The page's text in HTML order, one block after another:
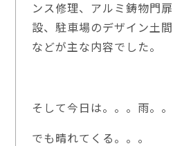
ンス修理、アルミ鋳物門
設、駐車場のデザイン土
などが主な内容でした。
そして今日は。。。雨。。
でも晴れてくる。。。